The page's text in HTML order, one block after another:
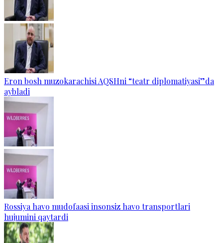
Eron bosh muzokarachisi AQSHni “teatr diplomatiyasi”da
aybladi
Rossiya havo mudofaasi insonsiz havo transportlari
hujumini qaytardi